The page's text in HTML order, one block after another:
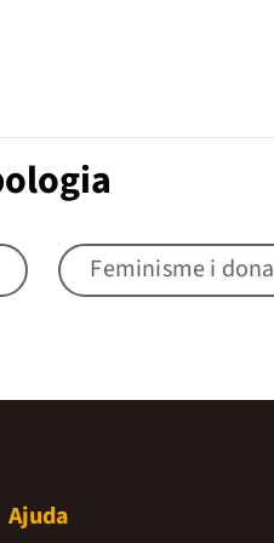
Feminisme i dona
Ajuda